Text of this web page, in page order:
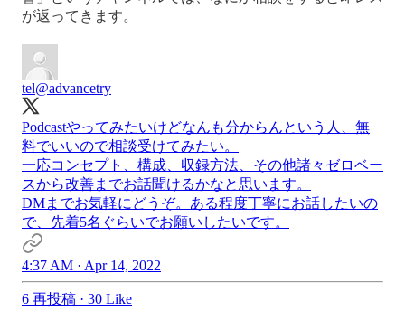
が返ってきます。
tel@advancetry
Podcastやってみたいけどなんも分からんという人、無
料でいいので相談受けてみたい。
一応コンセプト、構成、収録方法、その他諸々ゼロベー
スから改善までお話聞けるかなと思います。
DMまでお気軽にどうぞ。ある程度丁寧にお話したいの
で、先着5名ぐらいでお願いしたいです。
4:37 AM · Apr 14, 2022
6 再投稿 · 30 Like